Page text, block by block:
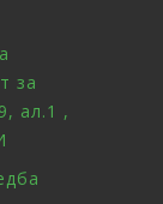
за
ал.1 ,